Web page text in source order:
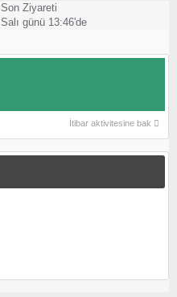
Son Ziyareti
Salı günü 13:46'de
İtibar aktivitesine bak